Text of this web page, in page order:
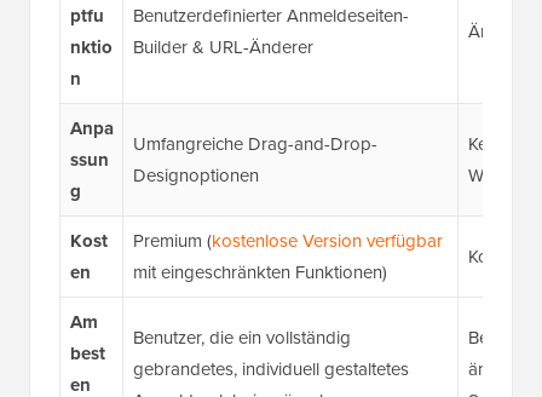
ptfu
nktio
n
Benutzerdefinierter Anmeldeseiten-
Builder & URL-Änderer
Ändert
Anpa
ssun
g
Umfangreiche Drag-and-Drop-
Designoptionen
Keine
Kost
en
Premium (kostenlose Version verfügbar
mit eingeschränkten Funktionen)
Am
best
en
Benutzer, die ein vollständig
gebrandetes, individuell gestaltetes
ändern